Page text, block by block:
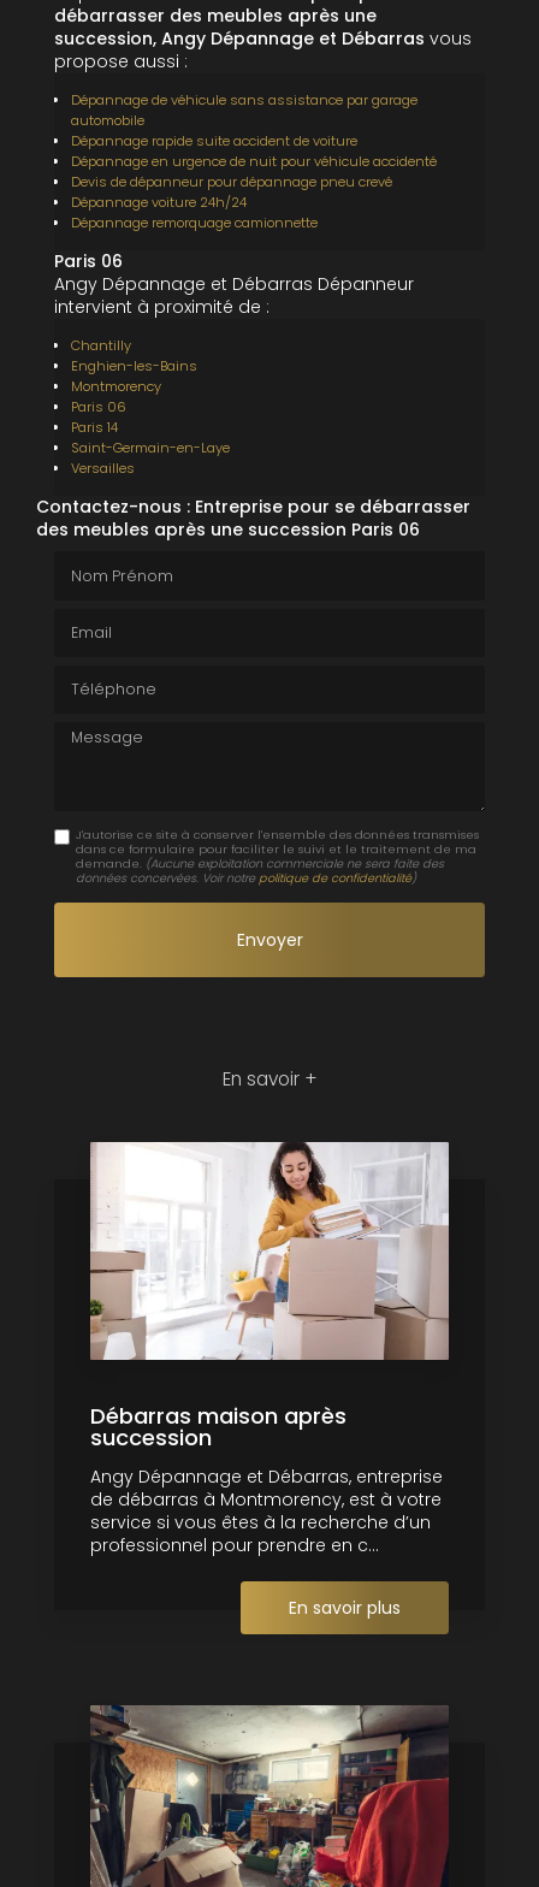
débarrasser des meubles après une
succession, Angy Dépannage et Débarras vous
propose aussi :
Dépannage de véhicule sans assistance par garage
automobile
Dépannage rapide suite accident de voiture
Dépannage en urgence de nuit pour véhicule accidenté
Devis de dépanneur pour dépannage pneu crevé
Dépannage voiture 24h/24
Dépannage remorquage camionnette
Paris 06
Angy Dépannage et Débarras Dépanneur
intervient à proximité de :
Chantilly
Enghien-les-Bains
Montmorency
Paris 06
Paris 14
Saint-Germain-en-Laye
Versailles
Contactez-nous : Entreprise pour se débarrasser
des meubles après une succession Paris 06
Message
J'autorise ce site à conserver l'ensemble des données transmises
dans ce formulaire pour faciliter le suivi et le traitement de ma
demande. (Aucune exploitation commerciale ne sera faite des
données concervées. Voir notre politique de confidentialité)
En savoir +
Débarras maison après
succession
Angy Dépannage et Débarras, entreprise
de débarras à Montmorency, est à votre
service si vous êtes à la recherche d’un
professionnel pour prendre en c...
En savoir plus